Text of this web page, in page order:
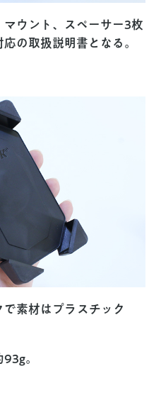
ウント、スペーサー3枚
の取扱説明書となる。
素材はプラスチック
。